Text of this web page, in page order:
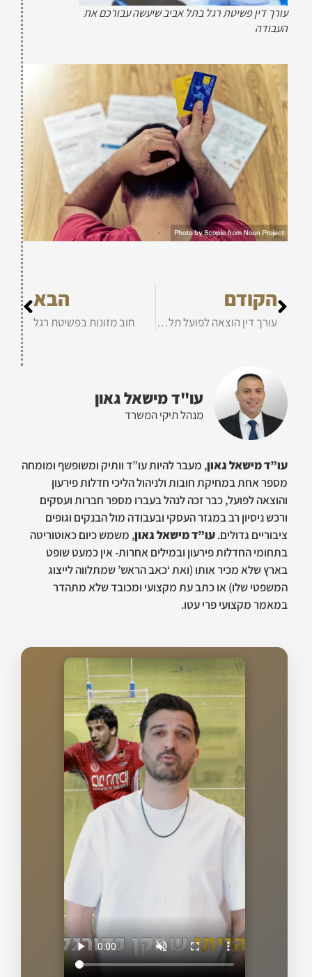
עורך דין פשיטת רגל בתל אביב שיעשה עבורכם את
העבודה
הקודם
עורך דין הוצאה לפועל תל אביב
הבא
חוב מזונות בפשיטת רגל
עו"ד מישאל גאון
מנהל תיקי המשרד
עו”ד מישאל גאון, מעבר להיות עו”ד וותיק ומשופשף ומומחה
מספר אחת במחיקת חובות ולניהול הליכי חדלות פירעון
והוצאה לפועל, כבר זכה לנהל בעברו מספר חברות ועסקים
ורכש ניסיון רב במגזר העסקי ובעבודה מול הבנקים וגופים
ציבוריים גדולים.עו”ד מישאל גאון, משמש כיום כאוטוריטה
בתחומי החדלות פירעון ובמילים אחרות- אין כמעט שופט
בארץ שלא מכיר אותו (ואת ‘כאב הראש’ שמתלווה לייצוג
המשפטי שלו) או כתב עת מקצועי ומכובד שלא מתהדר
במאמר מקצועי פרי עטו.